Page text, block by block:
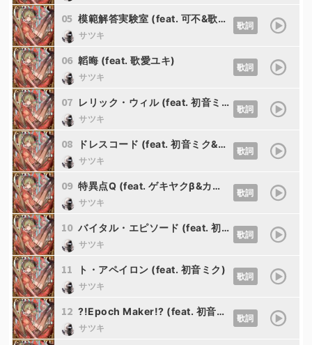
05 模範解答実験室 (feat. 可不&歌愛ユキ&ナースロボ＿タイプＴ)
サツキ
歌詞
06 韜晦 (feat. 歌愛ユキ)
サツキ
歌詞
07 レリック・ウィル (feat. 初音ミク)
サツキ
歌詞
08 ドレスコード (feat. 初音ミク&重音テト)
サツキ
歌詞
09 特異点Q (feat. ゲキヤクβ&カゼヒキβ)
サツキ
歌詞
10 バイタル・エピソード (feat. 初音ミク)
サツキ
歌詞
11 ト・アペイロン (feat. 初音ミク)
サツキ
歌詞
12 ?!Epoch Maker!? (feat. 初音ミク)
サツキ
歌詞